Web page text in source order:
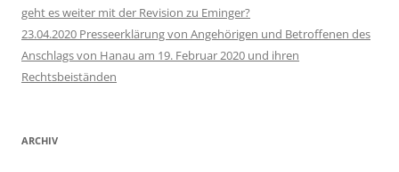
geht es weiter mit der Revision zu Eminger?
23.04.2020 Presseerklärung von Angehörigen und Betroffenen des
Anschlags von Hanau am 19. Februar 2020 und ihren
Rechtsbeiständen
ARCHIV